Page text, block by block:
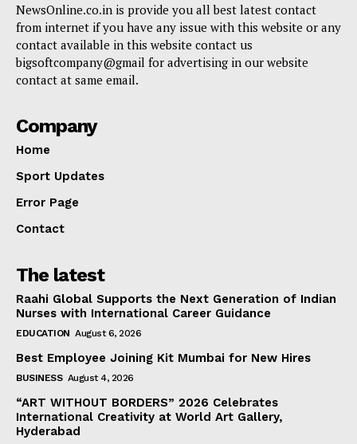
NewsOnline.co.in is provide you all best latest contact
from internet if you have any issue with this website or any
contact available in this website contact us
bigsoftcompany@gmail for advertising in our website
contact at same email.
Company
Home
Sport Updates
Error Page
Contact
The latest
Raahi Global Supports the Next Generation of Indian
Nurses with International Career Guidance
EDUCATION August 6, 2026
Best Employee Joining Kit Mumbai for New Hires
BUSINESS August 4, 2026
“ART WITHOUT BORDERS” 2026 Celebrates
International Creativity at World Art Gallery,
Hyderabad